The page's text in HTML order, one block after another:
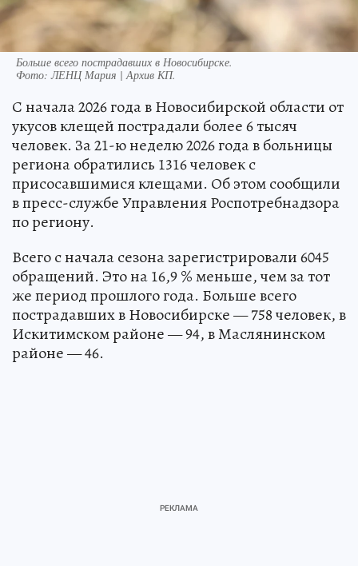
Больше всего пострадавших в Новосибирске.
Фото:ЛЕНЦ Мария | Архив КП.
С начала 2026 года в Новосибирской области от
укусов клещей пострадали более 6 тысяч
человек. За 21-ю неделю 2026 года в больницы
региона обратились 1316 человек с
присосавшимися клещами. Об этом сообщили
в пресс-службе Управления Роспотребнадзора
по региону.
Всего с начала сезона зарегистрировали 6045
обращений. Это на 16,9 % меньше, чем за тот
же период прошлого года. Больше всего
пострадавших в Новосибирске — 758 человек, в
Искитимском районе — 94, в Маслянинском
районе — 46.